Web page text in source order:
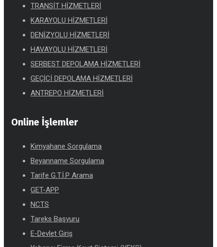
TRANSİT HİZMETLERİ
KARAYOLU HİZMETLERİ
DENİZYOLU HİZMETLERİ
HAVAYOLU HİZMETLERİ
SERBEST DEPOLAMA HİZMETLERİ
GEÇİCİ DEPOLAMA HİZMETLERİ
ANTREPO HİZMETLERİ
Online İşlemler
Kimyahane Sorgulama
Beyanname Sorgulama
Tarife G.T.İ.P Arama
GET-APP
NCTS
Tareks Başvuru
E-Devlet Giriş